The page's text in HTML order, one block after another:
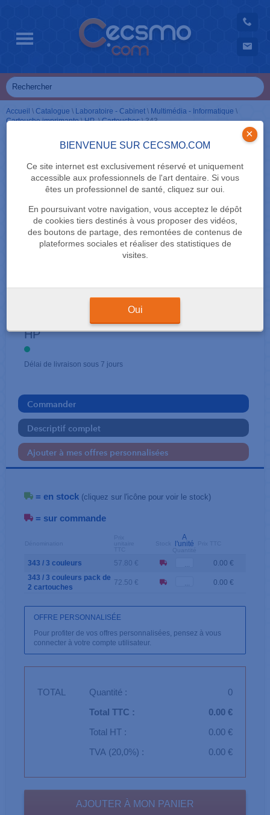
BIENVENUE SUR CECSMO.COM
Ce site internet est exclusivement réservé et uniquement
accessible aux professionnels de l'art dentaire. Si vous
êtes un professionnel de santé, cliquez sur oui.
En poursuivant votre navigation, vous acceptez le dépôt
de cookies tiers destinés à vous proposer des vidéos,
des boutons de partage, des remontées de contenus de
plateformes sociales et réaliser des statistiques de
visites.
×
Oui
Accueil \ Catalogue \ Laboratoire - Cabinet \ Multimédia - Informatique \
Cartouche imprimante\HP\Cartouches\343
HP
Délai de livraison sous 7 jours
Commander
Descriptif complet
Ajouter à mes offres personnalisées
= en stock (cliquez sur l'icône pour voir le stock)
= sur commande
A
l'unité
343 / 3 couleurs 57.80 €
0.00 €
343 / 3 couleurs pack de
2 cartouches
72.50 € 0.00 €
OFFRE PERSONNALISÉE
Pour profiter de vos offres personnalisées, pensez à vous
connecter à votre compte utilisateur.
TOTAL Quantité :
0
Total TTC :
0.00 €
Total HT :
0.00 €
TVA (20,0%) :
0.00 €